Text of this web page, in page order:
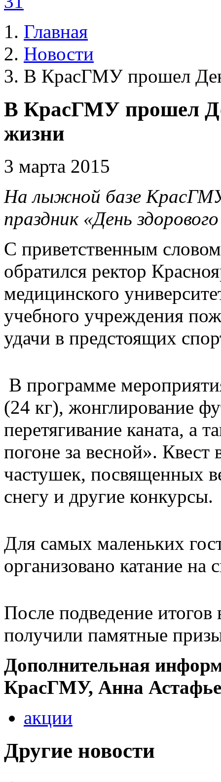
Главная
Новости
В КрасГМУ прошел
В КрасГМУ прошел
жизни
3 марта 2015
На лыжной базе
праздник «День
С приветственным
обратился ректор
медицинского
учебного учреждения
удачи в предстоящих
В программе
(24 кг), жонглирование
перетягивание каната, а
погоне за весной». Квест
частушек, посвященных
снегу и другие конкурсы.
Для самых маленьких
организовано катание на
После подведение итогов
получили памятные
Дополнительная
КрасГМУ, Анна
акции
Другие новости